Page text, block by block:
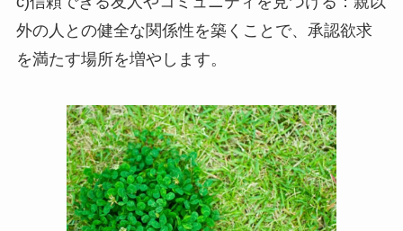
外の人との健全な関係性を築くことで、承認欲求
を満たす場所を増やします。